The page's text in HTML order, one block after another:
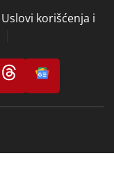
Uslovi korišćenja i